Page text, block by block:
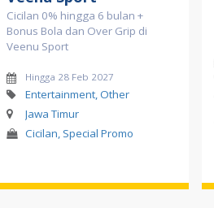
Cicilan 0% hingga 6 bulan +
Bonus Bola dan Over Grip di
Veenu Sport
Hingga 28 Feb 2027
Entertainment, Other
Jawa Timur
Cicilan, Special Promo